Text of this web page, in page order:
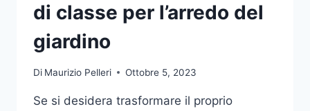
di classe per l’arredo del
giardino
Di Maurizio Pelleri Ottobre 5, 2023
Se si desidera trasformare il proprio